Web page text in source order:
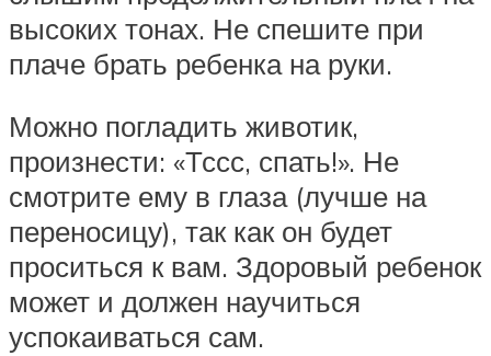
высоких тонах. Не спешите при
плаче брать ребенка на руки.
Можно погладить животик,
произнести: «Тссс, спать!». Не
смотрите ему в глаза (лучше на
переносицу), так как он будет
проситься к вам. Здоровый ребенок
может и должен научиться
успокаиваться сам.